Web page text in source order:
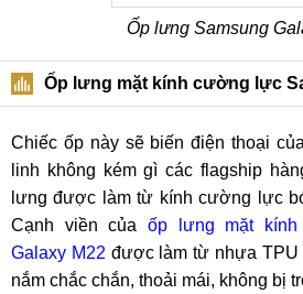
Ốp lưng Samsung
Ốp lưng mặt kính cường lực
Chiếc ốp này sẽ biến điện thoại
linh không kém gì các flagship
lưng được làm từ kính cường lực
Cạnh viền của ốp lưng mặt
Galaxy M22 được làm từ nhựa TPU
nắm chắc chắn, thoải mái, không bị